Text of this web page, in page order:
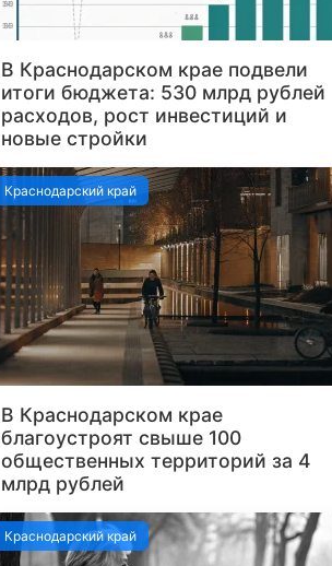
В Краснодарском крае подвели
итоги бюджета: 530 млрд рублей
расходов, рост инвестиций и
новые стройки
Краснодарский край
В Краснодарском крае
благоустроят свыше 100
общественных территорий за 4
млрд рублей
Краснодарский край